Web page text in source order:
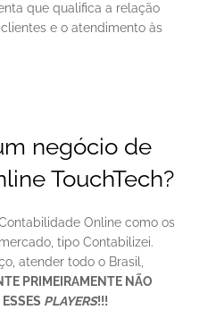
que qualifica a relação
e o atendimento às
negócio de
TouchTech?
tipo Contabilizei.
atender todo o Brasil,
PRIMEIRAMENTE NÃO
PLAYERS!!!